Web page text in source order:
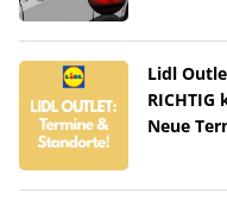
Lidl
Neue